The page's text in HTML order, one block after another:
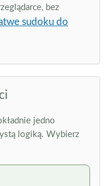
bez
sudoku do
jedno
logiką. Wybierz